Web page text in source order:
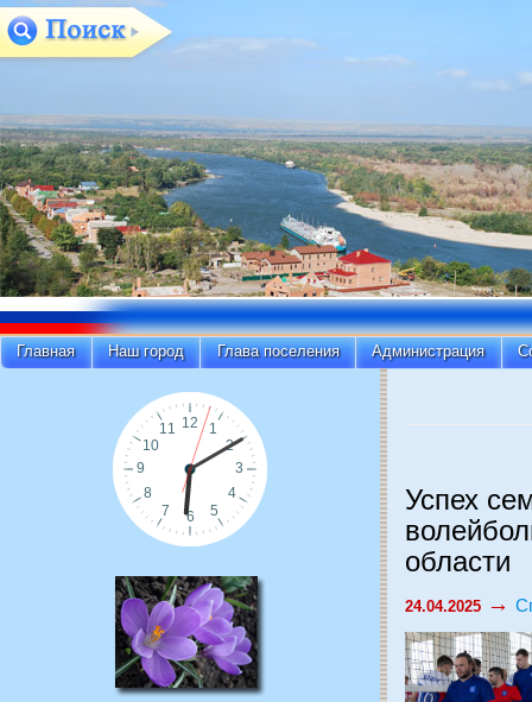
Главная Наш город Глава поселения Администрация
Успех
области
24.04.2025 →